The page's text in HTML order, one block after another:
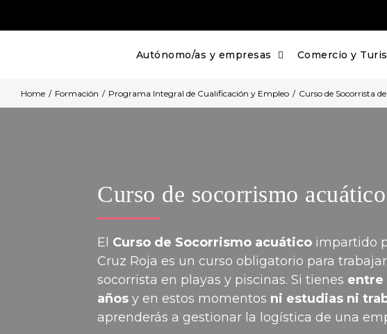
to
Autónomo/as y empresas Comercio y
Home / Formación / Programa Integral de Cualificación y Empleo / Curso de Socorrista
Curso de socorrismo acuático
El Curso de Socorrismo acuático impartido
Cruz Roja es un curso obligatorio para
socorrista en playas y piscinas. Si tienes entre
años y en estos momentos ni estudias ni
aprenderás a gestionar la logística de una